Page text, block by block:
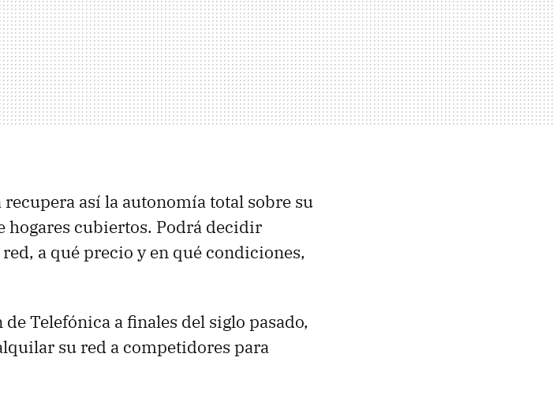
recupera así la autonomía total sobre su
cubiertos. Podrá decidir
a qué precio y en qué condiciones,
Telefónica a finales del siglo pasado,
su red a competidores para